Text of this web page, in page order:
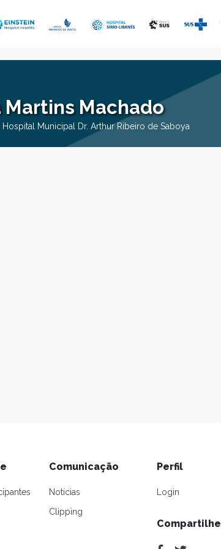
Martins Machado
Hospital Municipal Dr. Arthur Ribeiro de Saboya
Comunicação
Notícias
Clipping
Perfil
Login
Compartilhe